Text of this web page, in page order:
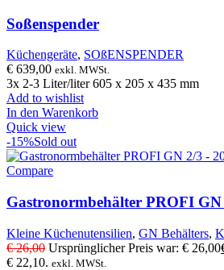
Soßenspender
Küchengeräte, SOßENSPENDER
€ 639,00 exkl. MWSt.
3x 2-3 Liter/liter 605 x 205 x 435 mm
Add to wishlist
In den Warenkorb
Quick view
-15%Sold out
Compare
Gastronormbehälter PROFI GN
Kleine Küchenutensilien, GN Behälters,
€26,00 Ursprünglicher Preis war: € 26,00
€ 22,10. exkl. MWSt.